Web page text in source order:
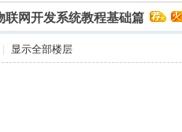
索
联网开发系统教程基础篇
| 显示全部楼层